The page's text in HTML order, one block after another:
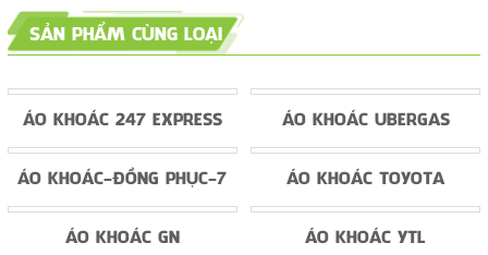
SẢN PHẨM CÙNG LOẠI
ÁO KHOÁC 247 EXPRESS ÁO KHOÁC UBERGAS
ÁO KHOÁC-ĐỒNG PHỤC-7 ÁO KHOÁC TOYOTA
ÁO KHOÁC GN ÁO KHOÁC YTL